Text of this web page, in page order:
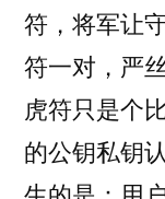
符，将军让
符一对，严
虎符只是个
的公钥私钥